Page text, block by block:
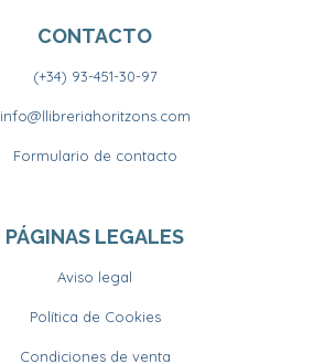
CONTACTO
(+34) 93-451-30-97
info@llibreriahoritzons.com
Formulario de contacto
PÁGINAS LEGALES
Aviso legal
Política de Cookies
Condiciones de venta